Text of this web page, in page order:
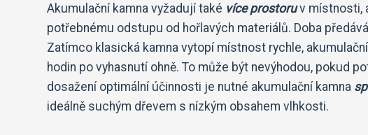
Akumulační kamna vyžadují také více prostoruv místnosti,
potřebnému odstupu od hořlavých materiálů. Doba
Zatímco klasická kamna vytopí místnost rychle,
hodin po vyhasnutí ohně. To může být nevýhodou, pokud
dosažení optimální účinnosti je nutné akumulační kamna
ideálně suchým dřevem s nízkým obsahem vlhkosti.